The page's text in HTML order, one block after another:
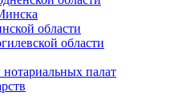
области
области
палат